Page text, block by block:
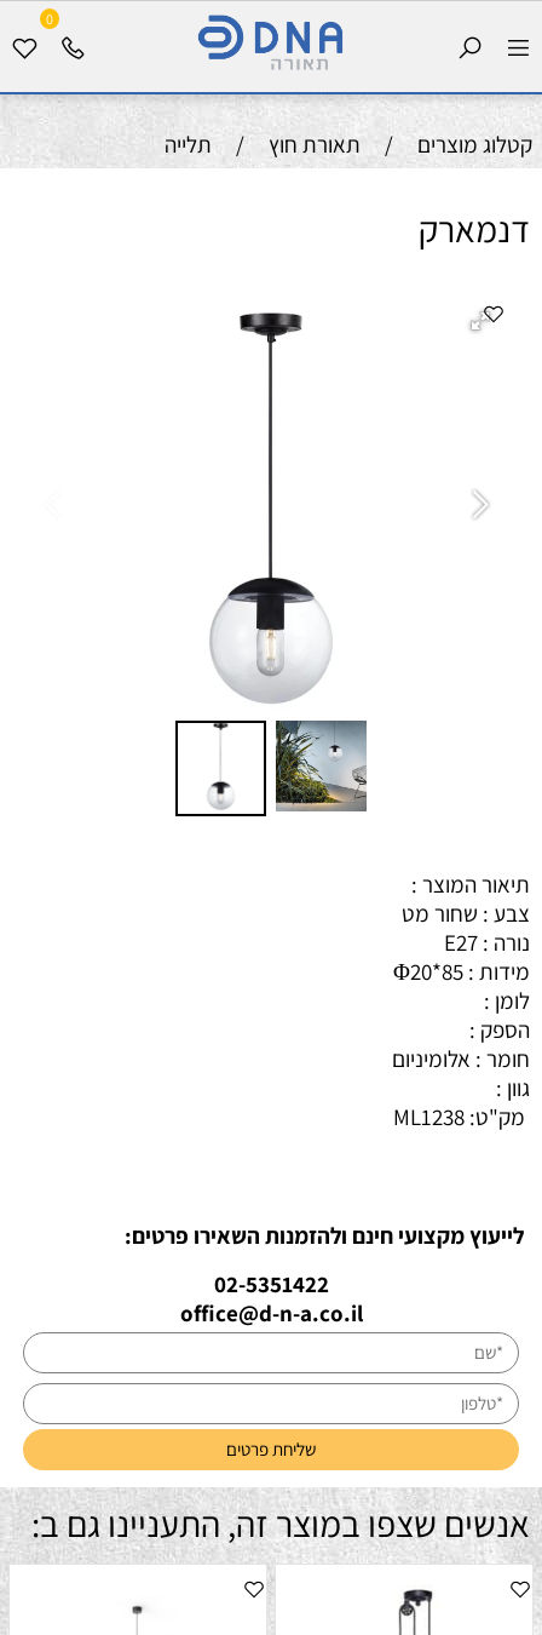
0
קטלוג מוצרים / תאורת חוץ / תלייה
דנמארק
תיאור המוצר :
צבע : שחור מט
נורה : E27
מידות : Φ20*85
לומן :
הספק :
חומר : אלומיניום
גוון :
מק"ט: ML1238
לייעוץ מקצועי חינם ולהזמנות השאירו פרטים:
02-5351422
office@d-n-a.co.il
אנשים שצפו במוצר זה, התעניינו גם ב: